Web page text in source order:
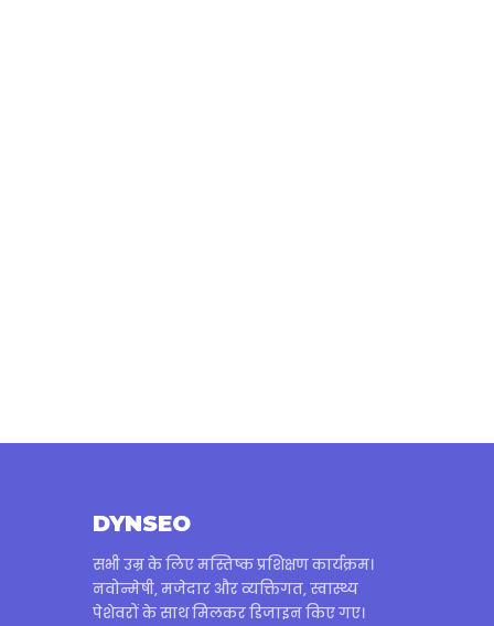
DYNSEO
सभी उम्र के लिए मस्तिष्क प्रशिक्षण कार्यक्रम।
नवोन्मेषी, मजेदार और व्यक्तिगत, स्वास्थ्य
पेशेवरों के साथ मिलकर डिजाइन किए गए।